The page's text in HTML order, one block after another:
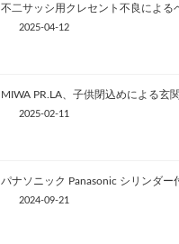
不二サッシ用クレセント不良による
2025-04-12
MIWA PR.LA、子供閉込めによる玄
2025-02-11
パナソニック Panasonic シリンダー
2024-09-21